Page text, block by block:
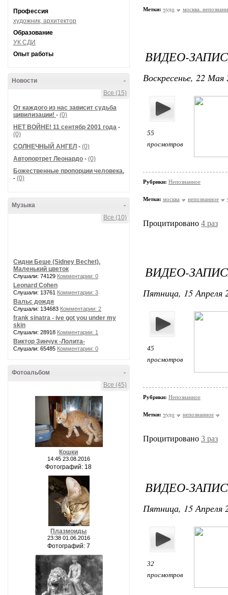
Профессия
художник, архитектор
Образование
УК СДИ
Опыт работы
-
Новости
Все (15)
От каждого из нас зависит судьба
цивилизации! - (0)
НЕТ ВОЙНЕ! 11 сентябр 2001 года -
(0)
СОЛНЕЧНЫЙ АНГЕЛ - (0)
Автопортрет Леонардо - (0)
Божественные пропорции человека.
- (0)
-
Музыка
Все (10)
Сидни Беше (Sidney Bechet).
Маленький цветок
Слушали: 74129 Комментарии: 0
Leonard Cohen
Слушали: 13761 Комментарии: 3
Вальс дождя
Слушали: 134683 Комментарии: 2
frank sinatra - ive got you under my
skin
Слушали: 28918 Комментарии: 1
Виктор Зинчук -Лолита-
Слушали: 65485 Комментарии: 0
-
Фотоальбом
Все (45)
Кошки
14:45 23.08.2016
Фотографий: 18
Плазмоиды
23:38 01.06.2016
Фотографий: 7
Метки: чудо москва.
ВИДЕО-
Воскресенье, 22
55
просмотров
Рубрики: Непознанное
Метки: москва непознанное
Процитировано 4 раз
ВИДЕО-
Пятница, 15 Апреля
45
просмотров
Рубрики: Непознанное
Метки: чудо непознанное
Процитировано 3 раз
ВИДЕО-
Пятница, 15 Апреля
32
просмотров